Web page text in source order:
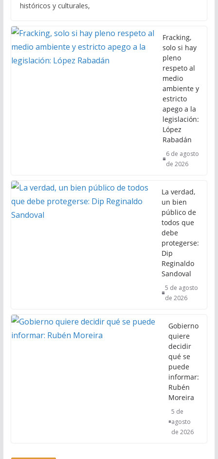
históricos y culturales,
Fracking,
solo si hay
pleno
respeto al
medio
ambiente y
estricto
apego a la
legislación:
López
Rabadán
6 de agosto
de 2026
La verdad,
un bien
público de
todos que
debe
protegerse:
Dip
Reginaldo
Sandoval
5 de agosto
de 2026
Gobierno
quiere
decidir
qué se
puede
informar:
Rubén
Moreira
5 de
agosto
de 2026